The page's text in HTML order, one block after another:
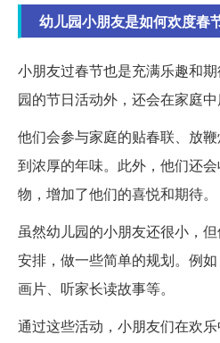
幼儿园小朋友是如何欢度春
小朋友过春节也是充满乐趣和
园的节日活动外，还会在家庭中
他们会参与家庭的贴春联、放
到浓厚的年味。此外，他们还
物，增加了他们的喜悦和期待。
虽然幼儿园的小朋友还很小，
安排，做一些简单的规划。例
画片、听家长读故事等。
通过这些活动，小朋友们在欢